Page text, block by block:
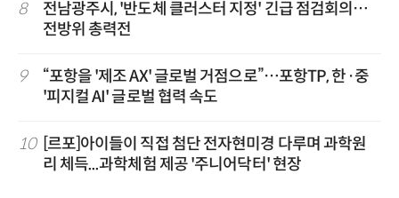
8
전남광주시, '반도체 클러스터 지정' 긴급 점검회의…
전방위 총력전
9
“포항을 '제조 AX' 글로벌 거점으로”…포항TP, 한·중
'피지컬 AI' 글로벌 협력 속도
10
[르포]아이들이 직접 첨단 전자현미경 다루며 과학원
리 체득...과학체험 제공 '주니어닥터' 현장